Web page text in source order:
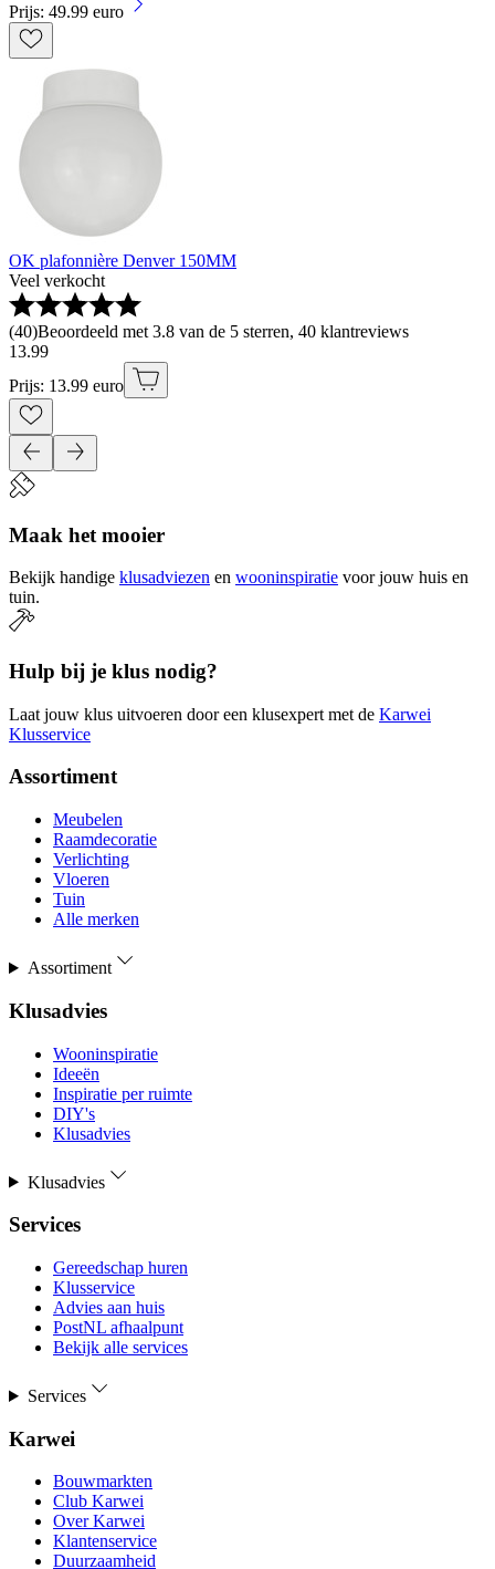
Prijs: 49.99 euro
OK plafonnière Denver 150MM
Veel verkocht
(40)Beoordeeld met 3.8 van de 5 sterren, 40 klantreviews
13.99
Prijs: 13.99 euro
Maak het mooier
Bekijk handige klusadviezen en wooninspiratie voor jouw huis en
tuin.
Hulp bij je klus nodig?
Laat jouw klus uitvoeren door een klusexpert met de Karwei
Klusservice
Assortiment
Meubelen
Raamdecoratie
Verlichting
Vloeren
Tuin
Alle merken
Assortiment
Klusadvies
Wooninspiratie
Ideeën
Inspiratie per ruimte
DIY's
Klusadvies
Klusadvies
Services
Gereedschap huren
Klusservice
Advies aan huis
PostNL afhaalpunt
Bekijk alle services
Services
Karwei
Bouwmarkten
Club Karwei
Over Karwei
Klantenservice
Duurzaamheid